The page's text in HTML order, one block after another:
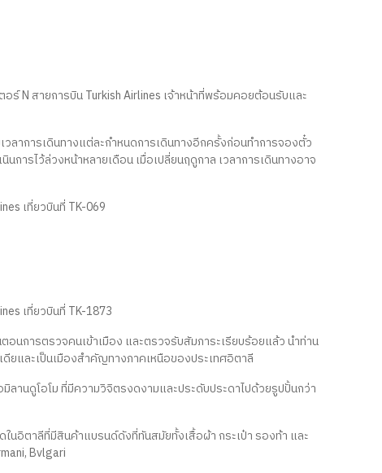
N สายการบิน Turkish Airlines เจ้าหน้าที่พร้อมคอยต้อนรับและ
าการเดินทางแต่ละกำหนดการเดินทางอีกครั้งก่อนทำการจองตั๋ว
การไว้ล่วงหน้าหลายเดือน เมื่อเปลี่ยนฤดูกาล เวลาการเดินทางอาจ
เที่ยวบินที่ TK-069
เที่ยวบินที่ TK-1873
นการตรวจคนเข้าเมือง และตรวจรับสัมภาระเรียบร้อยแล้ว นำท่าน
ยและเป็นเมืองสำคัญทางภาคเหนือของประเทศอิตาลี
านดูโอโม ที่มีความวิจิตรงดงามและประดับประดาไปด้วยรูปปั้นกว่า
นอิตาลีที่มีสินค้าแบรนด์ดังที่ทันสมัยทั้งเสื้อผ้า กระเป๋า รองท้า และ
Bvlgari